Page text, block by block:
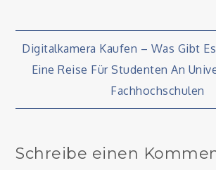
Digitalkamera Kaufen – Was Gibt
Eine Reise Für Studenten An
Fachhochschulen
Schreibe einen